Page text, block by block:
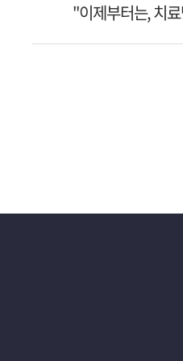
"이제부터는, 치